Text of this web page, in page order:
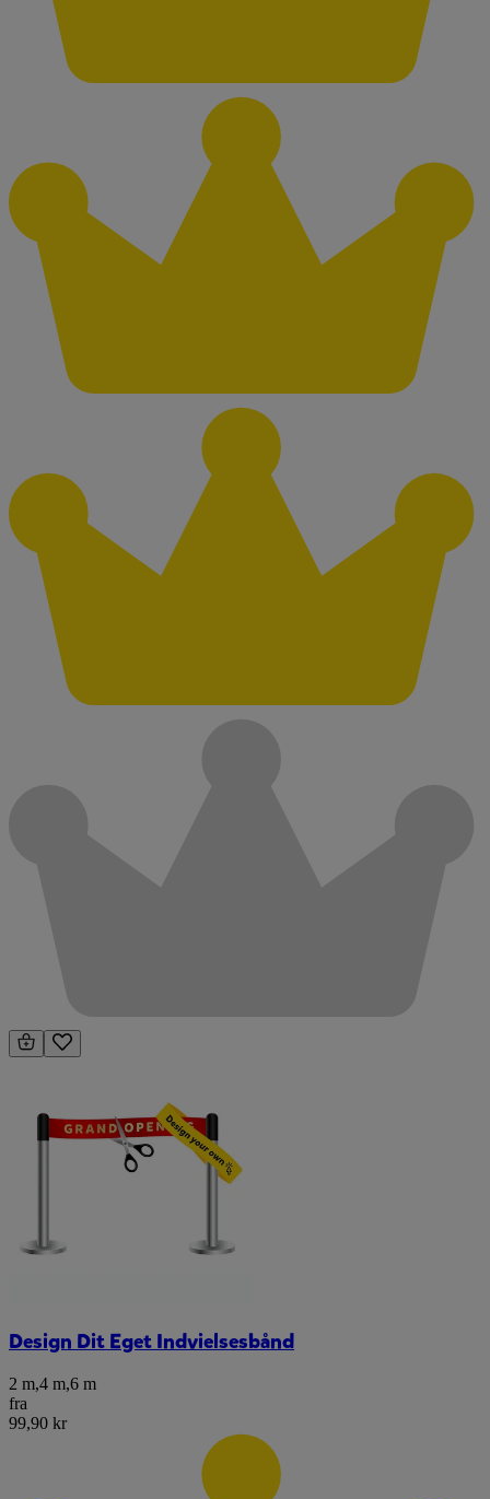
Design Dit Eget Indvielsesbånd
2 m,4 m,6 m
fra
99,90 kr